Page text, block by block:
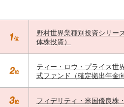
野村世界業種別投資シリー
体株投資）
ティー・ロウ・プライス世
式ファンド（確定拠出年金向
フィデリティ・米国優良株